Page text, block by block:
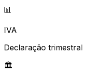
📊
IVA
Declaração trimestral
🏛️